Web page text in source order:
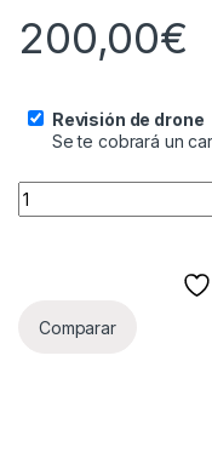
200,00€
Revisión de drone
Se te cobrará un
Emisora TARANIS
Comparar